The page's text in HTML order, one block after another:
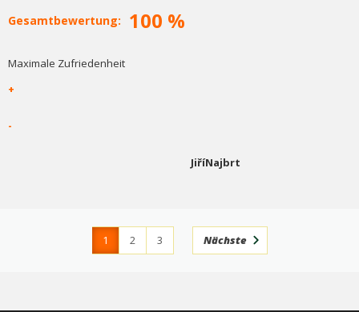
Gesamtbewertung: 100 %
Maximale Zufriedenheit
+
-
JiříNajbrt
1 2
3
Nächste